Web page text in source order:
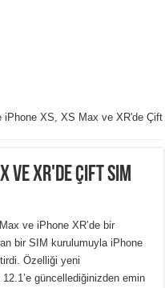
iPhone XS, XS Max ve XR'de Çift
ve XR'de Çift SIM
ve iPhone XR’de bir
bir SIM kurulumuyla iPhone
Özelliği yeni
güncellediğinizden emin